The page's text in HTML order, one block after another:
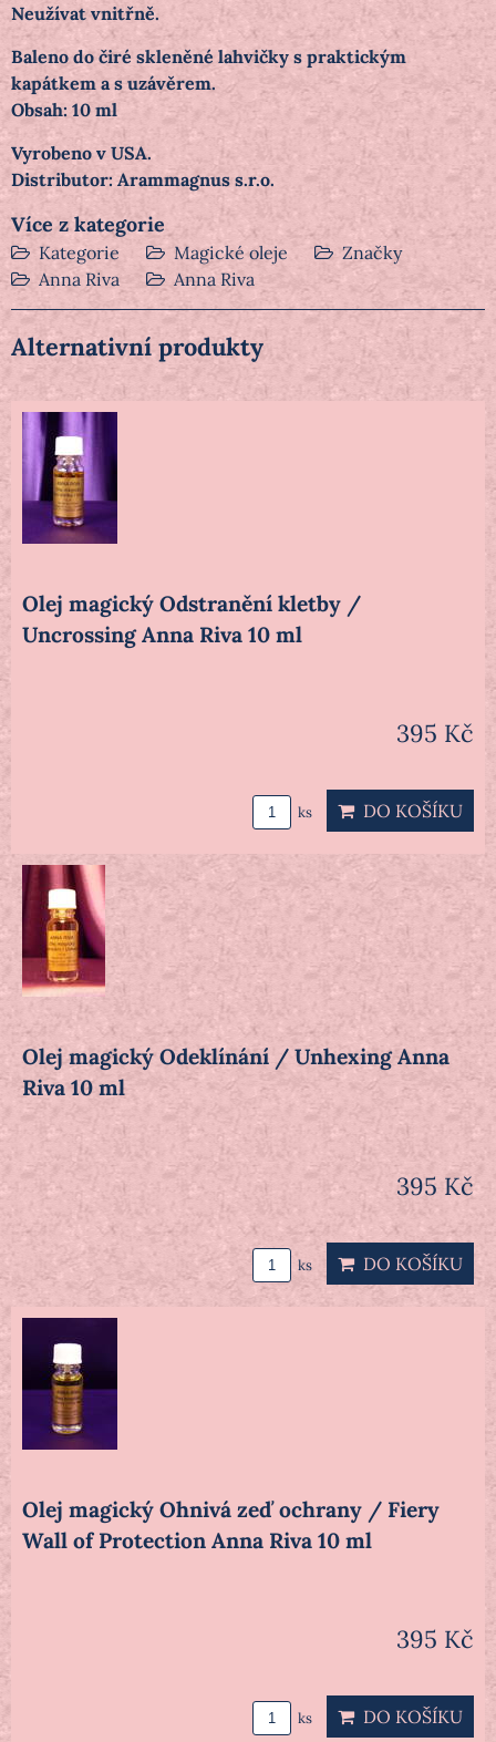
Neužívat vnitřně.
Baleno do čiré skleněné lahvičky s praktickým
kapátkem a s uzávěrem.
Obsah: 10 ml
Vyrobeno v USA.
Distributor: Arammagnus s.r.o.
Více z kategorie
Kategorie Magické oleje
Značky
Anna Riva
Anna Riva
Alternativní produkty
Olej magický Odstranění kletby /
Uncrossing Anna Riva 10 ml
395 Kč
ks DO KOŠÍKU
Olej magický Odeklínání / Unhexing Anna
Riva 10 ml
395 Kč
ks DO KOŠÍKU
Olej magický Ohnivá zeď ochrany / Fiery
Wall of Protection Anna Riva 10 ml
395 Kč
ks DO KOŠÍKU